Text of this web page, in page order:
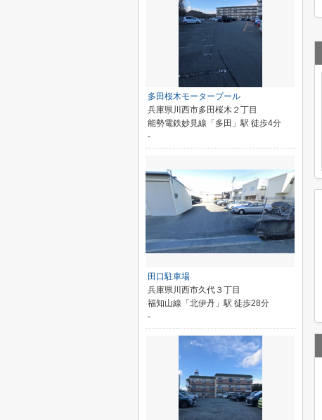
多田桜木モータープール
兵庫県川西市多田桜木２丁目
能勢電鉄妙見線「多田」駅 徒歩4分
-
田口駐車場
兵庫県川西市久代３丁目
福知山線「北伊丹」駅 徒歩28分
-